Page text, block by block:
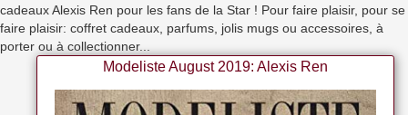
cadeaux Alexis Ren pour les fans de la Star ! Pour faire plaisir, pour se
faire plaisir: coffret cadeaux, parfums, jolis mugs ou accessoires, à
porter ou à collectionner...
Modeliste August 2019: Alexis Ren